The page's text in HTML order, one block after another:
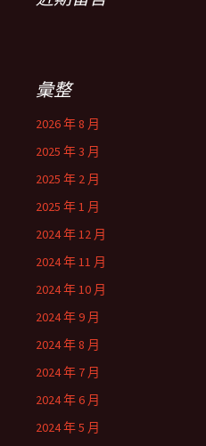
彙整
2026 年 8 月
2025 年 3 月
2025 年 2 月
2025 年 1 月
2024 年 12 月
2024 年 11 月
2024 年 10 月
2024 年 9 月
2024 年 8 月
2024 年 7 月
2024 年 6 月
2024 年 5 月